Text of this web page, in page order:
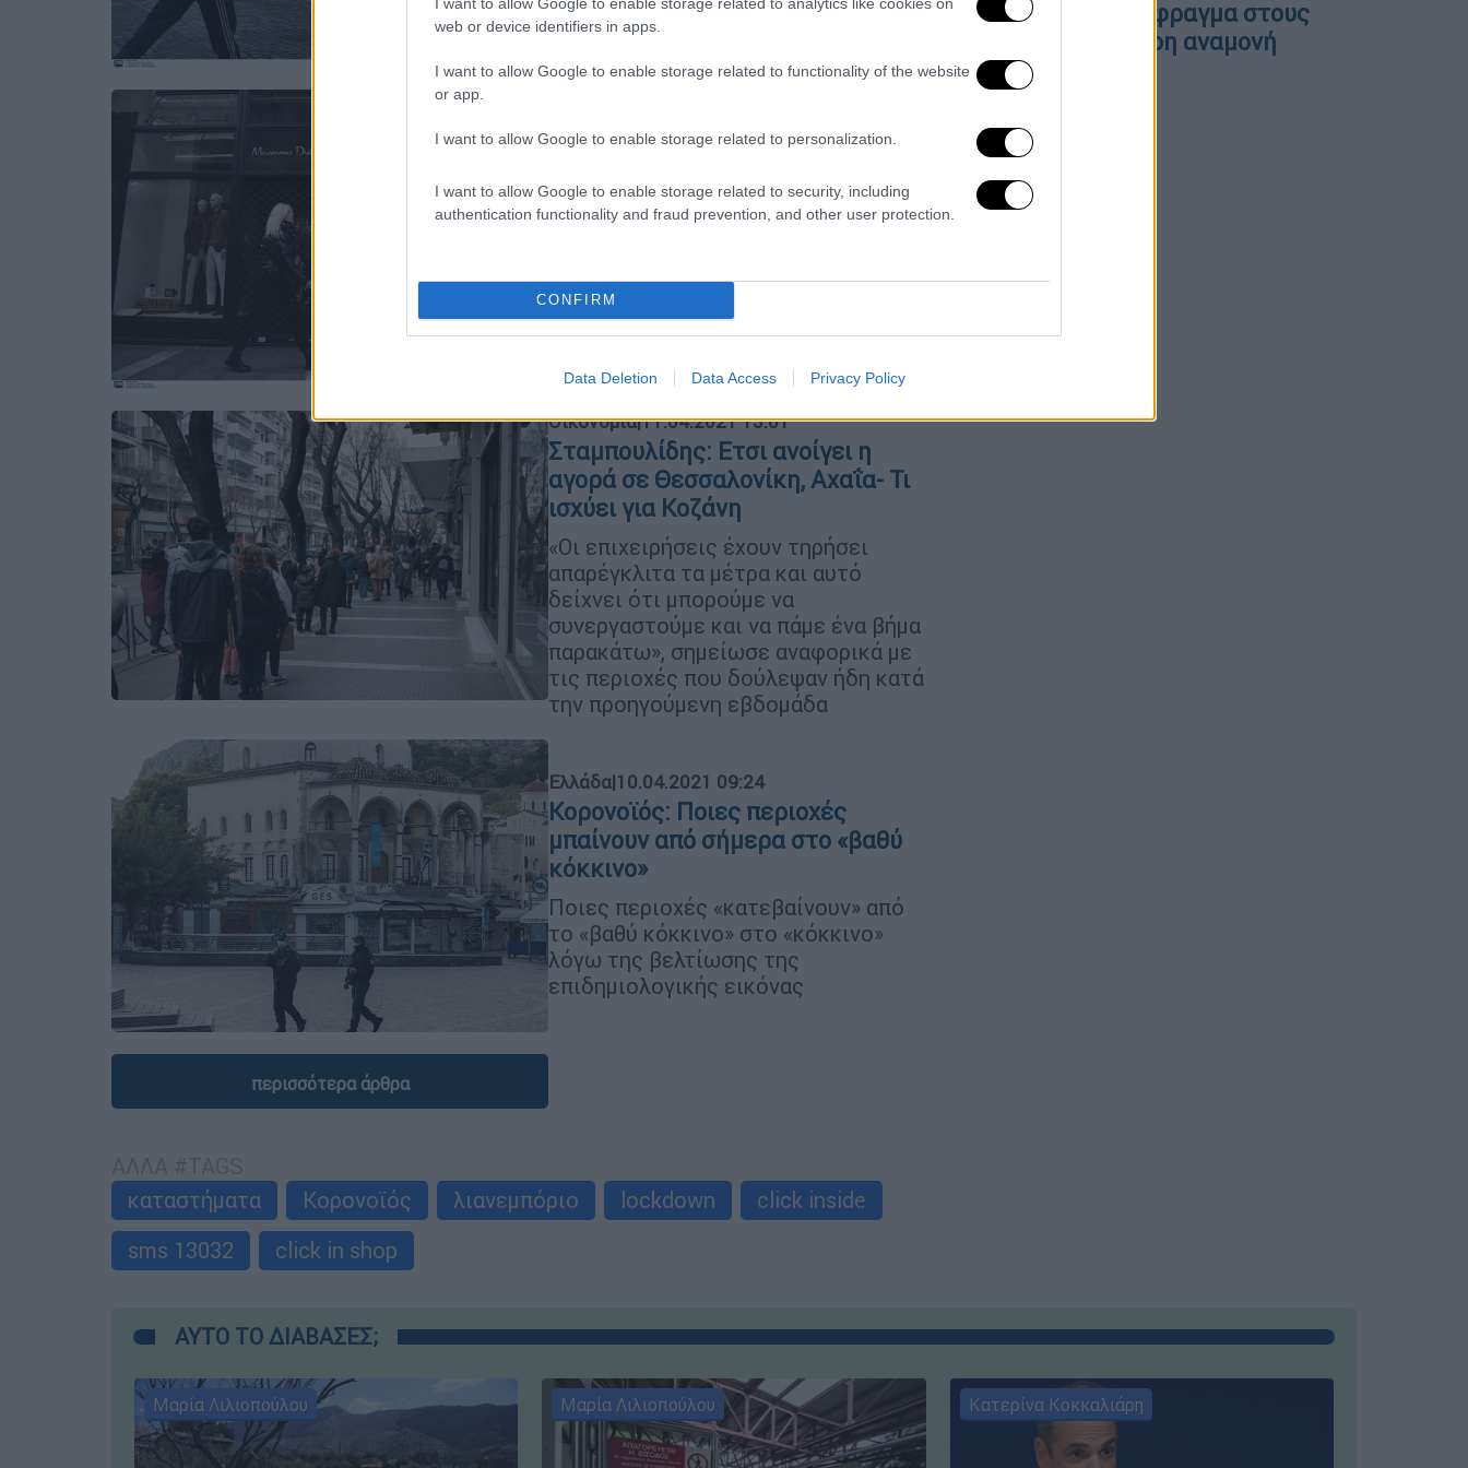
web or device identifiers in apps.
I want to allow Google to enable storage related to functionality of the website
or app.
I want to allow Google to enable storage related to personalization.
I want to allow Google to enable storage related to security, including
authentication functionality and fraud prevention, and other user protection.
CONFIRM
Data Deletion Data Access Privacy Policy
Καταστήματα: Πρεμιέρα για
Παραμένει κλειστή η Κοζάνη
Οικονομία|11.04.2021 13:01
Σταμπουλίδης: Ετσι ανοίγει η
αγορά σε Θεσσαλονίκη, Αχαΐα- Τι
ισχύει για Κοζάνη
«Οι επιχειρήσεις έχουν τηρήσει
απαρέγκλιτα τα μέτρα και αυτό
δείχνει ότι μπορούμε να
συνεργαστούμε και να πάμε ένα βήμα
παρακάτω», σημείωσε αναφορικά με
τις περιοχές που δούλεψαν ήδη κατά
την προηγούμενη εβδομάδα
Ελλάδα|10.04.2021 09:24
Κορονοϊός: Ποιες περιοχές
μπαίνουν από σήμερα στο «βαθύ
κόκκινο»
Ποιες περιοχές «κατεβαίνουν» από
το «βαθύ κόκκινο» στο «κόκκινο»
λόγω της βελτίωσης της
επιδημιολογικής εικόνας
περισσότερα άρθρα
καταστήματα
Κορονοϊός λιανεμπόριο lockdown
click inside
sms 13032
click in shop
Κυκλοφοριακό έμφραγμα στους
Ευζώνους – Τρίωρη αναμονή
ΑΥΤΟ ΤΟ ΔΙΑΒΑΣΕΣ;
Μαρία Λιλιοπούλου Μαρία Λιλιοπούλου Κατερίνα Κοκκαλιάρη